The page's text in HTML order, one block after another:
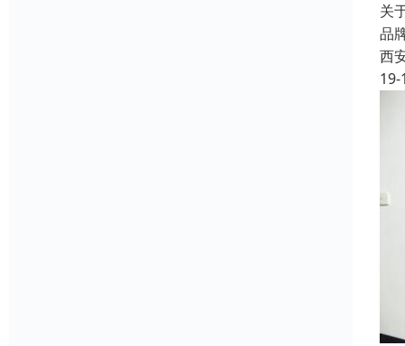
关
品
西
19-